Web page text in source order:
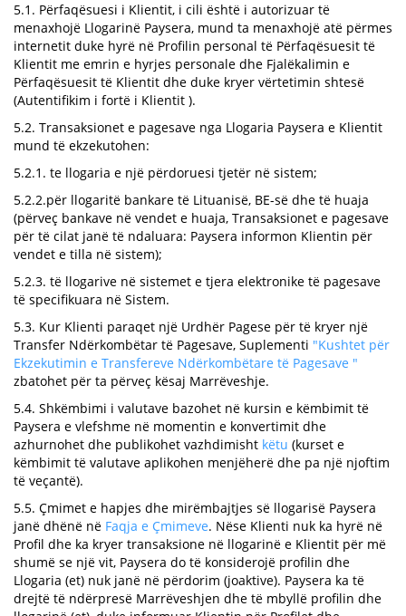
5.1. Përfaqësuesi i Klientit, i cili është i autorizuar të
menaxhojë Llogarinë Paysera, mund ta menaxhojë atë përmes
internetit duke hyrë në Profilin personal të Përfaqësuesit të
Klientit me emrin e hyrjes personale dhe Fjalëkalimin e
Përfaqësuesit të Klientit dhe duke kryer vërtetimin shtesë
(Autentifikim i fortë i Klientit ).
5.2. Transaksionet e pagesave nga Llogaria Paysera e Klientit
mund të ekzekutohen:
5.2.1. te llogaria e një përdoruesi tjetër në sistem;
5.2.2.për llogaritë bankare të Lituanisë, BE-së dhe të huaja
(përveç bankave në vendet e huaja, Transaksionet e pagesave
për të cilat janë të ndaluara: Paysera informon Klientin për
vendet e tilla në sistem);
5.2.3. të llogarive në sistemet e tjera elektronike të pagesave
të specifikuara në Sistem.
5.3. Kur Klienti paraqet një Urdhër Pagese për të kryer një
Transfer Ndërkombëtar të Pagesave, Suplementi "Kushtet për
Ekzekutimin e Transfereve Ndërkombëtare të Pagesave "
zbatohet për ta përveç kësaj Marrëveshje.
5.4. Shkëmbimi i valutave bazohet në kursin e këmbimit të
Paysera e vlefshme në momentin e konvertimit dhe
azhurnohet dhe publikohet vazhdimisht këtu (kurset e
këmbimit të valutave aplikohen menjëherë dhe pa një njoftim
të veçantë).
5.5. Çmimet e hapjes dhe mirëmbajtjes së llogarisë Paysera
janë dhënë në Faqja e Çmimeve. Nëse Klienti nuk ka hyrë në
Profil dhe ka kryer transaksione në llogarinë e Klientit për më
shumë se një vit, Paysera do të konsiderojë profilin dhe
Llogaria (et) nuk janë në përdorim (joaktive). Paysera ka të
drejtë të ndërpresë Marrëveshjen dhe të mbyllë profilin dhe